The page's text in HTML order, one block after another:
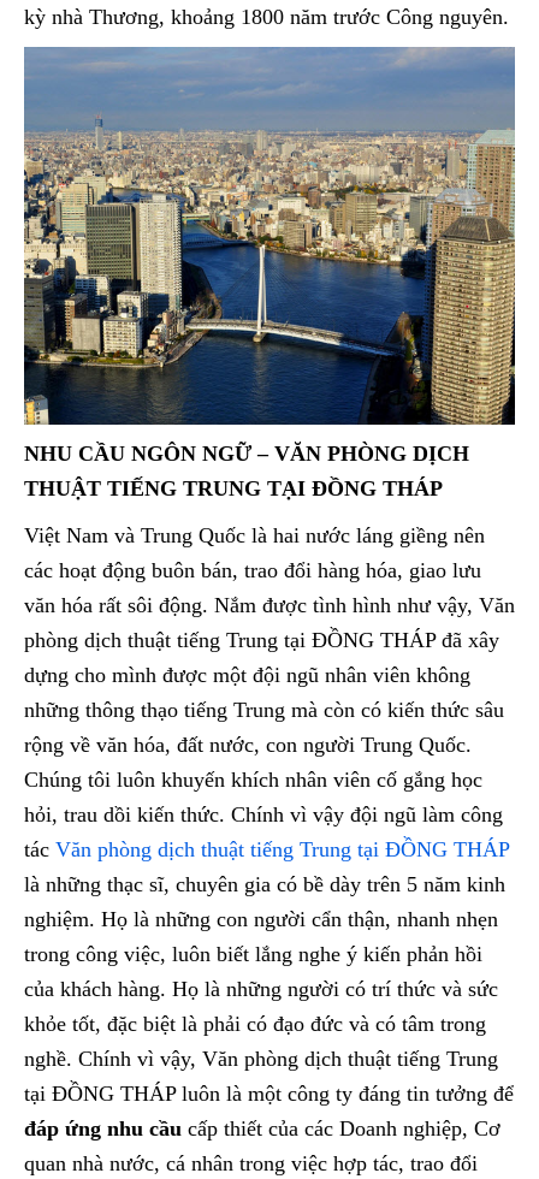
kỳ nhà Thương, khoảng 1800 năm trước Công nguyên.
NHU CẦU NGÔN NGỮ – VĂN PHÒNG DỊCH
THUẬT TIẾNG TRUNG TẠI ĐỒNG THÁP
Việt Nam và Trung Quốc là hai nước láng giềng nên
các hoạt động buôn bán, trao đổi hàng hóa, giao lưu
văn hóa rất sôi động. Nắm được tình hình như vậy, Văn
phòng dịch thuật tiếng Trung tại ĐỒNG THÁP đã xây
dựng cho mình được một đội ngũ nhân viên không
những thông thạo tiếng Trung mà còn có kiến thức sâu
rộng về văn hóa, đất nước, con người Trung Quốc.
Chúng tôi luôn khuyến khích nhân viên cố gắng học
hỏi, trau dồi kiến thức. Chính vì vậy đội ngũ làm công
tác Văn phòng dịch thuật tiếng Trung tại ĐỒNG THÁP
là những thạc sĩ, chuyên gia có bề dày trên 5 năm kinh
nghiệm. Họ là những con người cẩn thận, nhanh nhẹn
trong công việc, luôn biết lắng nghe ý kiến phản hồi
của khách hàng. Họ là những người có trí thức và sức
khỏe tốt, đặc biệt là phải có đạo đức và có tâm trong
nghề. Chính vì vậy, Văn phòng dịch thuật tiếng Trung
tại ĐỒNG THÁP luôn là một công ty đáng tin tưởng để
đáp ứng nhu cầu cấp thiết của các Doanh nghiệp, Cơ
quan nhà nước, cá nhân trong việc hợp tác, trao đổi